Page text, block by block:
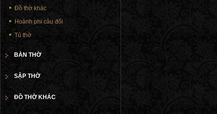
Đồ thờ khác
Hoành phi câu đối
Tủ thờ
BÀN THỜ
SẬP THỜ
ĐỒ THỜ KHÁC